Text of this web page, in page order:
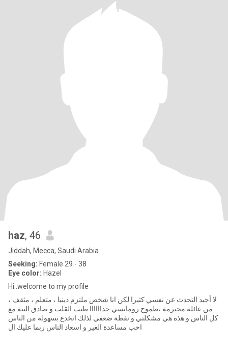
haz, 46
Jiddah, Mecca, Saudi Arabia
Seeking: Female 29 - 38
Eye color: Hazel
Hi..welcome to my profile
لا أجيد التحدث عن نفسي كثيرا لكن انا شخص ملتزم دينيا ، متعلم ، مثقف ،
من عائلة محترمة ،طموح رومانسي جداااااا طيب القلب و صادق النية مع
كل الناس و هذه هي مشكلتي و نقطة ضعفي لذلك انخدع بسهولة من الناس
احب مساعدة الغير و اسعاد الناس ربما عليك ال